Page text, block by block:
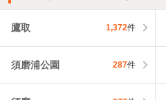
鷹取 1,372件
須磨浦公園 287件